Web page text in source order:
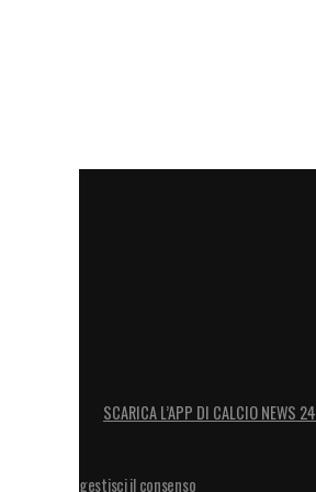
SCARICA L’APP DI CALCIO NEWS 24
gestisci il consenso